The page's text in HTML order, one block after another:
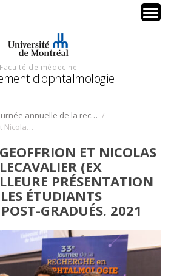
Faculté de médecine
d'ophtalmologie
Journée annuelle de la recherche en ophtalmologie de l’Université de Montréal /
Dominique Geoffrion et Nicolas Desjardins-Lecavalier (ex aequo). Meilleure présentation orale chez les étudiants gradués et post-gradués. 2021
ET NICOLAS
(EX
PRÉSENTATION
ÉTUDIANTS
GRADUÉS. 2021